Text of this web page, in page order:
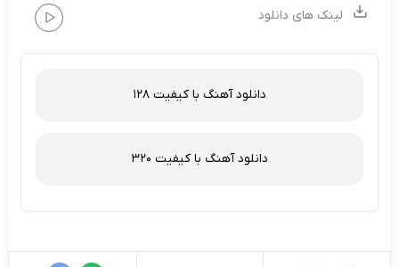
لینک های دانلود
دانلود آهنگ با کیفیت 128
دانلود آهنگ با کیفیت 320